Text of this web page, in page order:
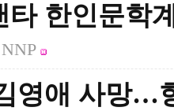
타 한인문학
영애 사망…